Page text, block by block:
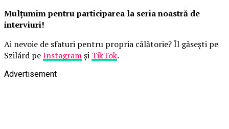
Mulțumim pentru participarea la seria noastră de
interviuri!
Ai nevoie de sfaturi pentru propria călătorie? Îl găsești pe
Szilárd peInstagramși TikTok.
Advertisement